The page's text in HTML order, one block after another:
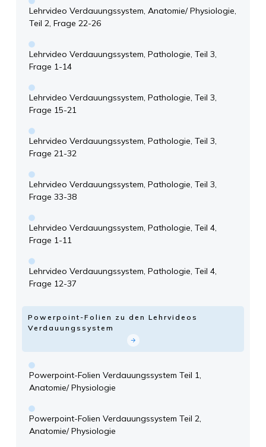
Lehrvideo Verdauungssystem, Anatomie/ Physiologie,
Teil 2, Frage 22-26
Lehrvideo Verdauungssystem, Pathologie, Teil 3,
Frage 1-14
Lehrvideo Verdauungssystem, Pathologie, Teil 3,
Frage 15-21
Lehrvideo Verdauungssystem, Pathologie, Teil 3,
Frage 21-32
Lehrvideo Verdauungssystem, Pathologie, Teil 3,
Frage 33-38
Lehrvideo Verdauungssystem, Pathologie, Teil 4,
Frage 1-11
Lehrvideo Verdauungssystem, Pathologie, Teil 4,
Frage 12-37
Powerpoint-Folien zu den Lehrvideos
Verdauungssystem
Powerpoint-Folien Verdauungssystem Teil 1,
Anatomie/ Physiologie
Powerpoint-Folien Verdauungssystem Teil 2,
Anatomie/ Physiologie